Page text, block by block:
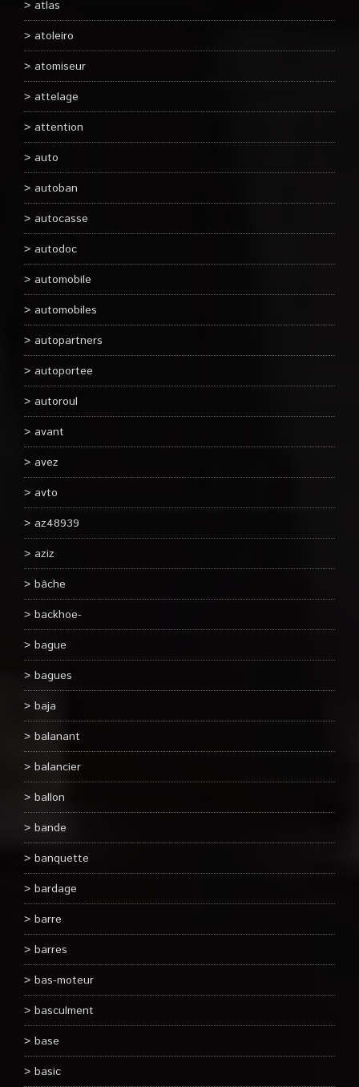
atlas
atoleiro
atomiseur
attelage
attention
auto
autoban
autocasse
autodoc
automobile
automobiles
autopartners
autoportee
autoroul
avant
avez
avto
az48939
aziz
bâche
backhoe-
bague
bagues
baja
balanant
balancier
ballon
bande
banquette
bardage
barre
barres
bas-moteur
basculment
base
basic